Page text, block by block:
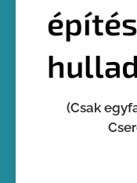
(Csak